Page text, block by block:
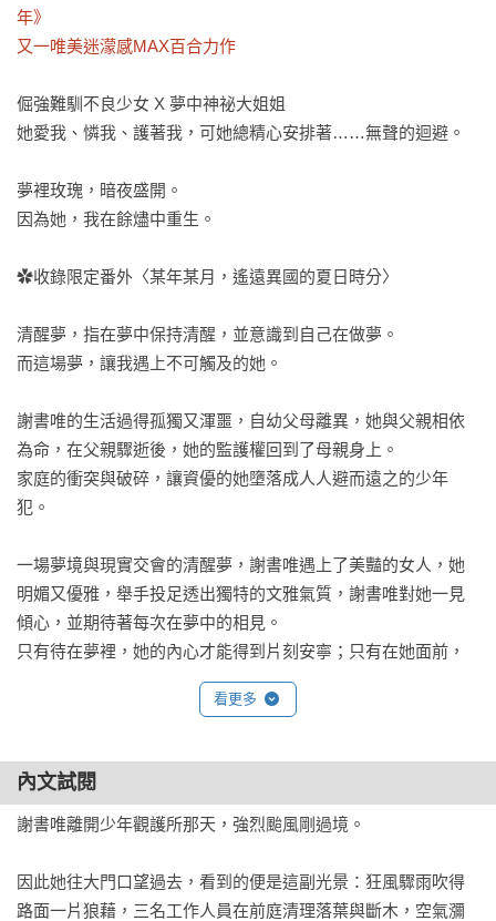
年》
又一唯美迷濛感MAX百合力作
倔強難馴不良少女 X 夢中神祕大姐姐
她愛我、憐我、護著我，可她總精心安排著……無聲的迴避。
夢裡玫瑰，暗夜盛開。
因為她，我在餘燼中重生。
✿收錄限定番外〈某年某月，遙遠異國的夏日時分〉
清醒夢，指在夢中保持清醒，並意識到自己在做夢。
而這場夢，讓我遇上不可觸及的她。
謝書唯的生活過得孤獨又渾噩，自幼父母離異，她與父親相依
為命，在父親驟逝後，她的監護權回到了母親身上。
家庭的衝突與破碎，讓資優的她墮落成人人避而遠之的少年
犯。
一場夢境與現實交會的清醒夢，謝書唯遇上了美豔的女人，她
明媚又優雅，舉手投足透出獨特的文雅氣質，謝書唯對她一見
傾心，並期待著每次在夢中的相見。
只有待在夢裡，她的內心才能得到片刻安寧；只有在她面前，
她才能找回十七歲該有的模樣。
唯有在入睡之時，她才能找到喘息的餘地。
日日相處之下，夢中世界逐漸繽紛具體，現實中總有細節對應
上夢境，謝書唯懷疑，觸而不及的她，是否同處於現實？
人一回頭，謝書唯的笑容凝滯了……
看更多
內文試閱
謝書唯離開少年觀護所那天，強烈颱風剛過境。
因此她往大門口望過去，看到的便是這副光景：狂風驟雨吹得
路面一片狼藉，三名工作人員在前庭清理落葉與斷木，空氣瀰